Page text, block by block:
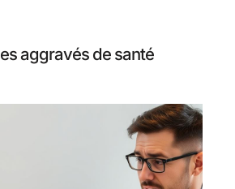
aggravés de santé